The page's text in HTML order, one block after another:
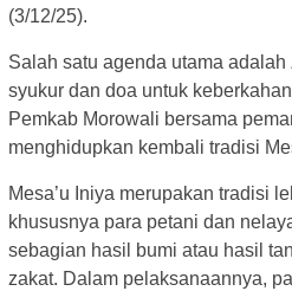
(3/12/25).
Salah satu agenda utama
syukur dan doa untuk
Pemkab Morowali bersama
menghidupkan kembali tradisi
Mesa’u Iniya merupakan tradisi
khususnya para petani dan
sebagian hasil bumi atau hasil
zakat. Dalam pelaksanaannya,